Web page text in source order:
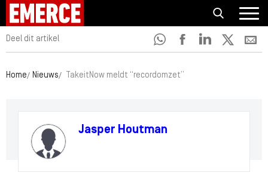
Deel dit artikel
Home Nieuws TakeitNow meldt “recordomzet”
Jasper Houtman